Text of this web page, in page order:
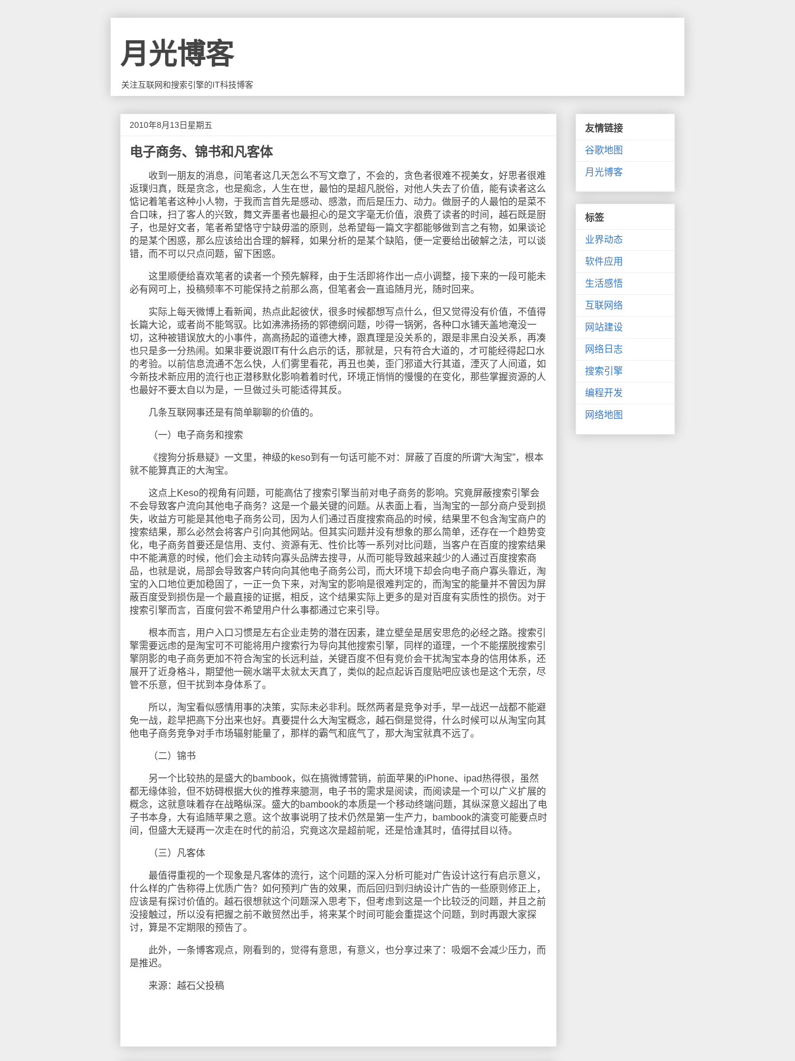
月光博客
关注互联网和搜索引擎的IT科技博客
2010年8月13日星期五
电子商务、锦书和凡客体
收到一朋友的消息，问笔者这几天怎么不写文章了，不会的，贪色者很难不视美女，好思者很难
返璞归真，既是贪念，也是痴念，人生在世，最怕的是超凡脱俗，对他人失去了价值，能有读者这么
惦记着笔者这种小人物，于我而言首先是感动、感激，而后是压力、动力。做厨子的人最怕的是菜不
合口味，扫了客人的兴致，舞文弄墨者也最担心的是文字毫无价值，浪费了读者的时间，越石既是厨
子，也是好文者，笔者希望恪守宁缺毋滥的原则，总希望每一篇文字都能够做到言之有物，如果谈论
的是某个困惑，那么应该给出合理的解释，如果分析的是某个缺陷，便一定要给出破解之法，可以谈
错，而不可以只点问题，留下困惑。
这里顺便给喜欢笔者的读者一个预先解释，由于生活即将作出一点小调整，接下来的一段可能未
必有网可上，投稿频率不可能保持之前那么高，但笔者会一直追随月光，随时回来。
实际上每天微博上看新闻，热点此起彼伏，很多时候都想写点什么，但又觉得没有价值，不值得
长篇大论，或者尚不能驾驭。比如沸沸扬扬的郭德纲问题，吵得一锅粥，各种口水铺天盖地淹没一
切，这种被错误放大的小事件，高高扬起的道德大棒，跟真理是没关系的，跟是非黑白没关系，再凑
也只是多一分热闹。如果非要说跟IT有什么启示的话，那就是，只有符合大道的，才可能经得起口水
的考验。以前信息流通不怎么快，人们雾里看花，再丑也美，歪门邪道大行其道，湮灭了人间道，如
今新技术新应用的流行也正潜移默化影响着着时代，环境正悄悄的慢慢的在变化，那些掌握资源的人
也最好不要太自以为是，一旦做过头可能适得其反。
几条互联网事还是有简单聊聊的价值的。
（一）电子商务和搜索
《搜狗分拆悬疑》一文里，神级的keso到有一句话可能不对：屏蔽了百度的所谓“大淘宝”，根本
就不能算真正的大淘宝。
这点上Keso的视角有问题，可能高估了搜索引擎当前对电子商务的影响。究竟屏蔽搜索引擎会
不会导致客户流向其他电子商务？这是一个最关键的问题。从表面上看，当淘宝的一部分商户受到损
失，收益方可能是其他电子商务公司，因为人们通过百度搜索商品的时候，结果里不包含淘宝商户的
搜索结果，那么必然会将客户引向其他网站。但其实问题并没有想象的那么简单，还存在一个趋势变
化，电子商务首要还是信用、支付、资源有无、性价比等一系列对比问题，当客户在百度的搜索结果
中不能满意的时候，他们会主动转向寡头品牌去搜寻，从而可能导致越来越少的人通过百度搜索商
品，也就是说，局部会导致客户转向向其他电子商务公司，而大环境下却会向电子商户寡头靠近，淘
宝的入口地位更加稳固了，一正一负下来，对淘宝的影响是很难判定的，而淘宝的能量并不曾因为屏
蔽百度受到损伤是一个最直接的证据，相反，这个结果实际上更多的是对百度有实质性的损伤。对于
搜索引擎而言，百度何尝不希望用户什么事都通过它来引导。
根本而言，用户入口习惯是左右企业走势的潜在因素，建立壁垒是居安思危的必经之路。搜索引
擎需要远虑的是淘宝可不可能将用户搜索行为导向其他搜索引擎，同样的道理，一个不能摆脱搜索引
擎阴影的电子商务更加不符合淘宝的长远利益，关键百度不但有竞价会干扰淘宝本身的信用体系，还
展开了近身格斗，期望他一碗水端平太就太天真了，类似的起点起诉百度贴吧应该也是这个无奈，尽
管不乐意，但干扰到本身体系了。
所以，淘宝看似感情用事的决策，实际未必非利。既然两者是竞争对手，早一战迟一战都不能避
免一战，趁早把高下分出来也好。真要提什么大淘宝概念，越石倒是觉得，什么时候可以从淘宝向其
他电子商务竞争对手市场辐射能量了，那样的霸气和底气了，那大淘宝就真不远了。
（二）锦书
另一个比较热的是盛大的bambook，似在搞微博营销，前面苹果的iPhone、ipad热得很，虽然
都无缘体验，但不妨碍根据大伙的推荐来臆测，电子书的需求是阅读，而阅读是一个可以广义扩展的
概念，这就意味着存在战略纵深。盛大的bambook的本质是一个移动终端问题，其纵深意义超出了电
子书本身，大有追随苹果之意。这个故事说明了技术仍然是第一生产力，bambook的演变可能要点时
间，但盛大无疑再一次走在时代的前沿，究竟这次是超前呢，还是恰逢其时，值得拭目以待。
（三）凡客体
最值得重视的一个现象是凡客体的流行，这个问题的深入分析可能对广告设计这行有启示意义，
什么样的广告称得上优质广告？如何预判广告的效果，而后回归到归纳设计广告的一些原则修正上，
应该是有探讨价值的。越石很想就这个问题深入思考下，但考虑到这是一个比较泛的问题，并且之前
没接触过，所以没有把握之前不敢贸然出手，将来某个时间可能会重提这个问题，到时再跟大家探
讨，算是不定期限的预告了。
此外，一条博客观点，刚看到的，觉得有意思，有意义，也分享过来了：吸烟不会减少压力，而
是推迟。
来源：越石父投稿
友情链接
谷歌地图
月光博客
标签
业界动态
软件应用
生活感悟
互联网络
网站建设
网络日志
搜索引擎
编程开发
网络地图